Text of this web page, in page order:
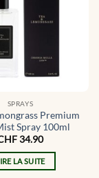
SPRAYS
Premium
Spray 100ml
34.90
LA SUITE